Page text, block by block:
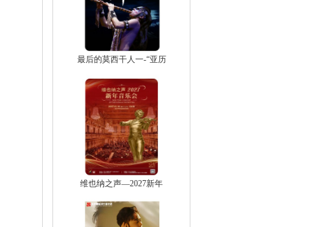
最后的莫西干人一-“亚历
维也纳之声—2027新年